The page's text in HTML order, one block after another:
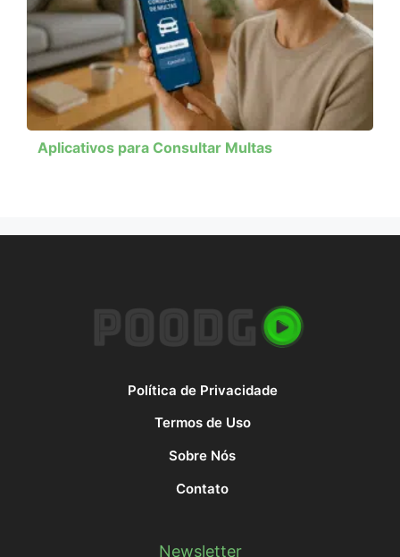
Aplicativos para Consultar Multas
Política de Privacidade
Termos de Uso
Sobre Nós
Contato
Newsletter